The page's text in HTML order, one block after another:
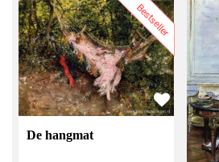
Bestseller
De hangmat